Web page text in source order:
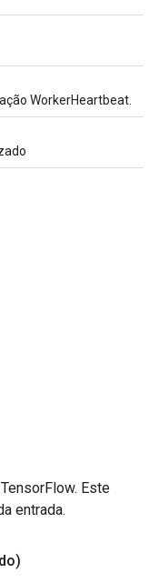
WorkerHeartbeat.
Este
entrada.